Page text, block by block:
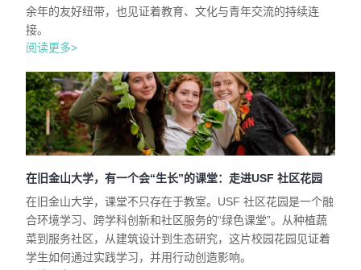
余年的友好纽带，也见证着教育、文化与青年交流的持续连
接。
阅读更多>
在旧金山大学，有一个会“生长”的课堂：走进USF 社区花园
在旧金山大学，课堂不只存在于教室。USF 社区花园是一个融
合环境学习、跨学科创新和社区服务的“绿色课堂”。从种植蔬
菜到服务社区，从建筑设计到生态研究，这片校园花园见证着
学生如何通过实践学习，并用行动创造影响。